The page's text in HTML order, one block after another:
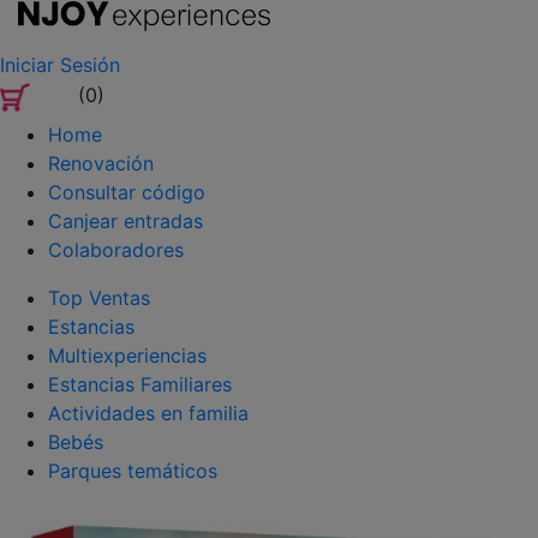
Iniciar Sesión
(0)
Home
Renovación
Consultar código
Canjear entradas
Colaboradores
Top Ventas
Estancias
Multiexperiencias
Estancias Familiares
Actividades en familia
Bebés
Parques temáticos